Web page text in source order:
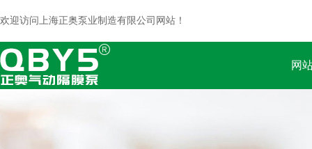
欢迎访问上海正奥泵业制造有限公司网站！
网